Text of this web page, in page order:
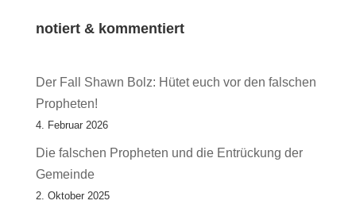
notiert & kommentiert
Der Fall Shawn Bolz: Hütet euch vor den falschen
Propheten!
4. Februar 2026
Die falschen Propheten und die Entrückung der
Gemeinde
2. Oktober 2025